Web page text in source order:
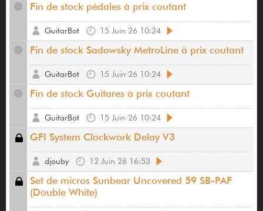
Fin de stock pédales à prix coutant
15 Juin 26 10:24
GuitarBot
Fin de stock Sadowsky MetroLine à prix coutant
15 Juin 26 10:24
GuitarBot
Fin de stock Guitares à prix coutant
15 Juin 26 10:24
GuitarBot
GFI System Clockwork Delay V3
12 Juin 26 16:53
djouby
Set de micros Sunbear Uncovered 59 SB-PAF
(Double White)